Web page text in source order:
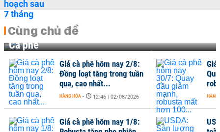
Cùng chủ đề
Cà phê
Giá cà phê hôm nay 2/8:
Đồng loạt tăng trong tuần
qua, cao nhất...
HÀNG HÓA - 12:46 | 02/08/2026
Giá cà phê hôm nay 1/8:
HÀNG